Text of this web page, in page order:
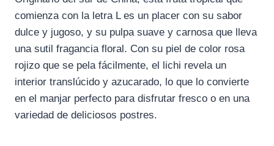
comienza con la letra L es un placer con su sabor
dulce y jugoso, y su pulpa suave y carnosa que lleva
una sutil fragancia floral. Con su piel de color rosa
rojizo que se pela fácilmente, el lichi revela un
interior translúcido y azucarado, lo que lo convierte
en el manjar perfecto para disfrutar fresco o en una
variedad de deliciosos postres.